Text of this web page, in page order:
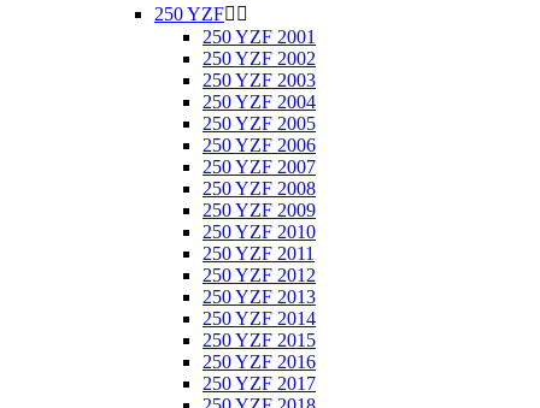
250 YZF 
250 YZF 2001
250 YZF 2002
250 YZF 2003
250 YZF 2004
250 YZF 2005
250 YZF 2006
250 YZF 2007
250 YZF 2008
250 YZF 2009
250 YZF 2010
250 YZF 2011
250 YZF 2012
250 YZF 2013
250 YZF 2014
250 YZF 2015
250 YZF 2016
250 YZF 2017